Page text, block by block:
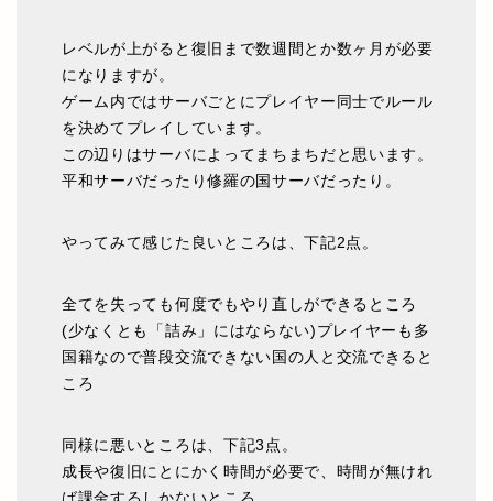
レベルが上がると復旧まで数週間とか数ヶ月が必要
になりますが。
ゲーム内ではサーバごとにプレイヤー同士でルール
を決めてプレイしています。
この辺りはサーバによってまちまちだと思います。
平和サーバだったり修羅の国サーバだったり。
やってみて感じた良いところは、下記2点。
全てを失っても何度でもやり直しができるところ
(少なくとも「詰み」にはならない)プレイヤーも多
国籍なので普段交流できない国の人と交流できると
ころ
同様に悪いところは、下記3点。
成長や復旧にとにかく時間が必要で、時間が無けれ
ば課金するしかないところ